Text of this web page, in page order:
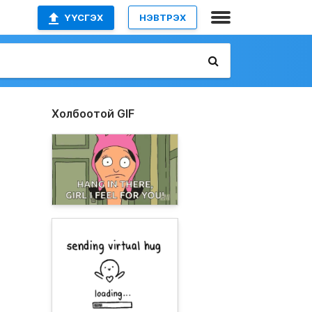
ҮҮСГЭХ НЭВТРЭХ
Холбоотой GIF